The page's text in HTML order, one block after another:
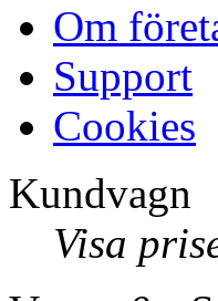
Om
Support
Cookies
Kundvagn
Visa